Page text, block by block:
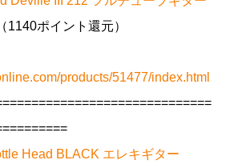
ポイント還元）
products/51477/index.html
Head BLACK エレキギター